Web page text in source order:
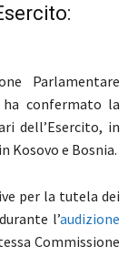
Parlamentare
ha confermato la
dell’Esercito, in
Kosovo e Bosnia.
per la tutela dei
l’audizione
Commissione